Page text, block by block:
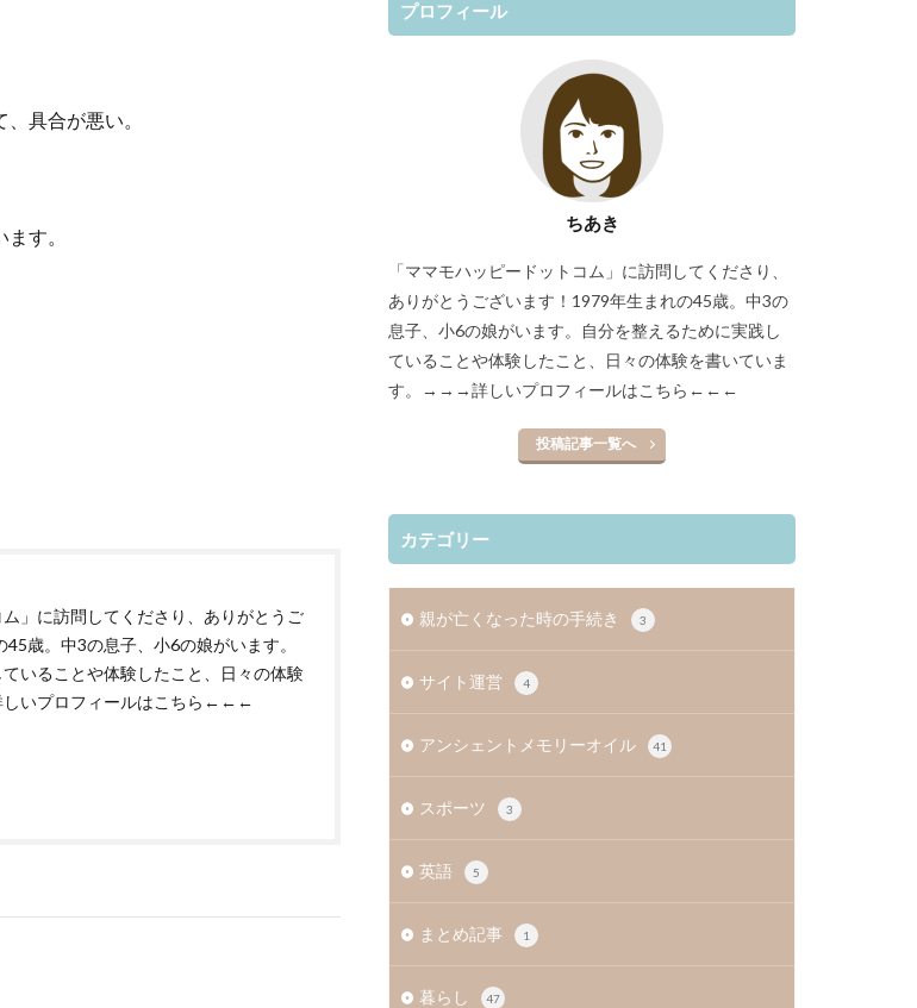
具合が悪い。
す。
ム」に訪問してくださり、ありがとうご
歳。中3の息子、小6の娘がいます。
いることや体験したこと、日々の体験
いプロフィールはこちら←←←
プロフィール
ちあき
「ママモハッピードットコム」に訪問してくださり、
ありがとうございます！1979年生まれの45歳。中3の
息子、小6の娘がいます。自分を整えるために実践し
ていることや体験したこと、日々の体験を書いていま
す。
→→→詳しいプロフィールはこちら←←←
投稿記事一覧へ
カテゴリー
親が亡くなった時の手続き 3
サイト運営 4
アンシェントメモリーオイル 41
スポーツ 3
英語 5
まとめ記事 1
暮らし 47